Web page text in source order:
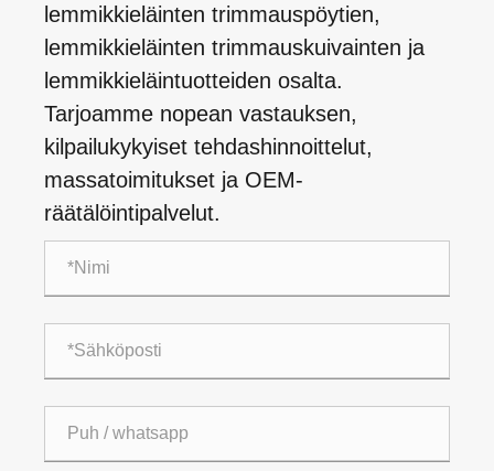
lemmikkieläinten trimmauspöytien,
lemmikkieläinten trimmauskuivainten ja
lemmikkieläintuotteiden osalta.
Tarjoamme nopean vastauksen,
kilpailukykyiset tehdashinnoittelut,
massatoimitukset ja OEM-
räätälöintipalvelut.